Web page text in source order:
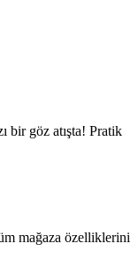
bir göz atışta! Pratik
mağaza özelliklerini